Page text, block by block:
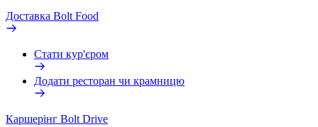
Доставка Bolt Food
Стати кур'єром
Додати ресторан чи крамницю
Каршерінг Bolt Drive